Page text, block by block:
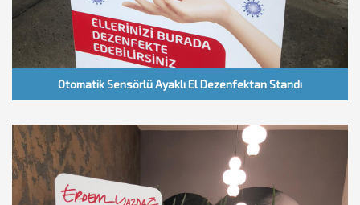
Otomatik Sensörlü Ayaklı El Dezenfektan Standı